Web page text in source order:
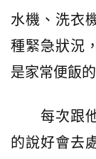
水機、洗衣
種緊急狀況
是家常便飯的
每次跟他
的說好會去